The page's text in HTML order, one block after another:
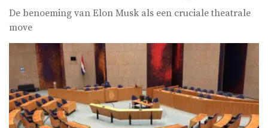
De benoeming van Elon Musk als een cruciale theatrale
move